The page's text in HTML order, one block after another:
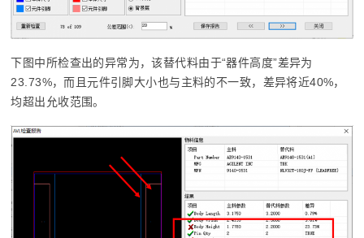
下图中所检查出的异常为，该替代料由于“器件高度”差异为
23.73%，而且元件引脚大小也与主料的不一致，差异将近40%，
均超出允收范围。